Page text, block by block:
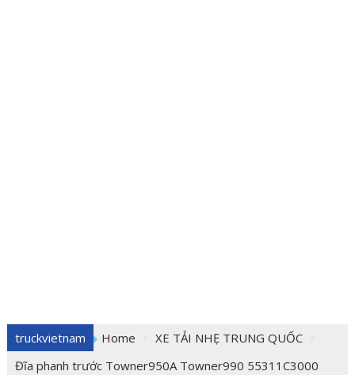
truckvietnam Home
XE TẢI NHẸ TRUNG QUỐC
Đĩa phanh trước Towner950A Towner990 55311C3000